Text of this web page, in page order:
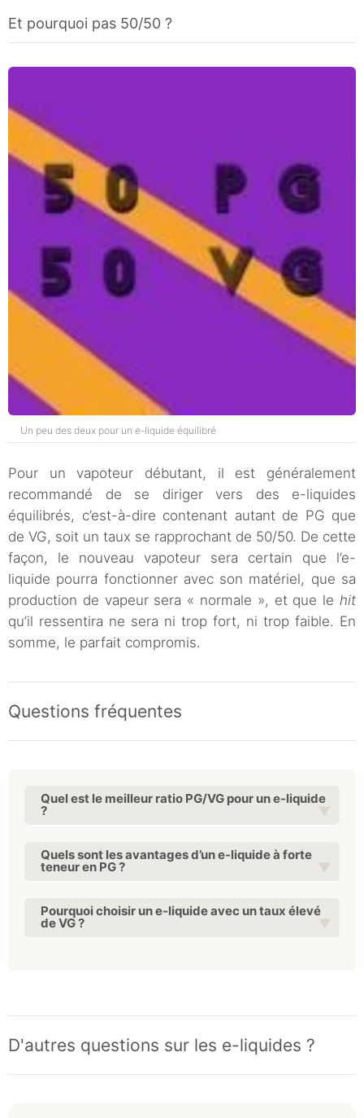
Et pourquoi pas 50/50 ?
Un peu des deux pour un e-liquide équilibré
Pour un vapoteur débutant, il est généralement
recommandé de se diriger vers des e-liquides
équilibrés, c’est-à-dire contenant autant de PG que
de VG, soit un taux se rapprochant de 50/50. De cette
façon, le nouveau vapoteur sera certain que l’e-
liquide pourra fonctionner avec son matériel, que sa
production de vapeur sera « normale », et que le hit
qu’il ressentira ne sera ni trop fort, ni trop faible. En
somme, le parfait compromis.
Questions fréquentes
Quel est le meilleur ratio PG/VG pour un e-liquide
?
Quels sont les avantages d’un e-liquide à forte
teneur en PG ?
Pourquoi choisir un e-liquide avec un taux élevé
de VG ?
D'autres questions sur les e-liquides ?